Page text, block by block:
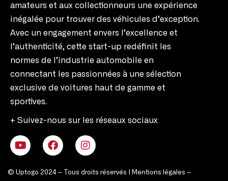
amateurs et aux collectionneurs une expérience
inégalée pour trouver des véhicules d’exception.
Avec un engagement envers l’excellence et
l’authenticité, cette start-up redéfinit les
normes de l’industrie automobile en
connectant les passionnées à une sélection
exclusive de voitures haut de gamme et
sportives.
+ Suivez-nous sur les réseaux sociaux
© Uptogo 2024 – Tous droits réservés | Mentions légales –